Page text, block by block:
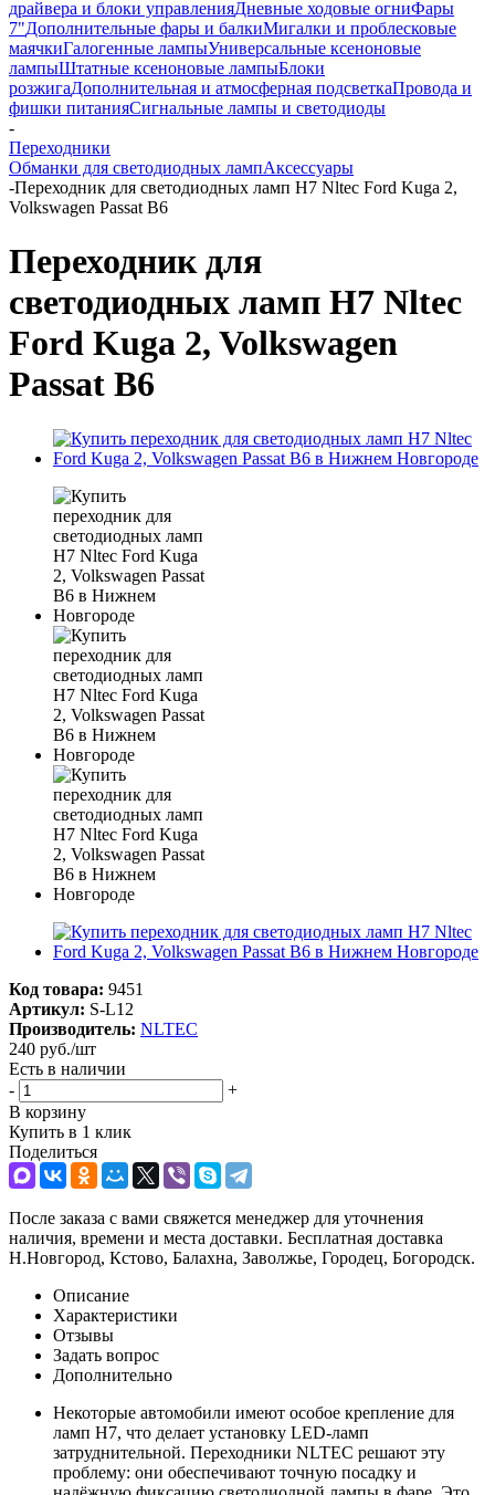
драйвера и блоки управленияДневные ходовые огниФары
7"Дополнительные фары и балкиМигалки и проблесковые
маячкиГалогенные лампыУниверсальные ксеноновые
лампыШтатные ксеноновые лампыБлоки
розжигаДополнительная и атмосферная подсветкаПровода и
фишки питанияCигнальные лампы и светодиоды
-
Переходники
Обманки для светодиодных лампАксессуары
-Переходник для светодиодных ламп H7 Nltec Ford Kuga 2,
Volkswagen Passat B6
Переходник для
светодиодных ламп H7 Nltec
Ford Kuga 2, Volkswagen
Passat B6
Код товара: 9451
Артикул: S-L12
Производитель: NLTEC
240 руб./шт
Есть в наличии
-
+
В корзину
Купить в 1 клик
Поделиться
После заказа с вами свяжется менеджер для уточнения
наличия, времени и места доставки. Бесплатная доставка
Н.Новгород, Кстово, Балахна, Заволжье, Городец, Богородск.
Описание
Характеристики
Отзывы
Задать вопрос
Дополнительно
Некоторые автомобили имеют особое крепление для
ламп H7, что делает установку LED-ламп
затруднительной. Переходники NLTEC решают эту
проблему: они обеспечивают точную посадку и